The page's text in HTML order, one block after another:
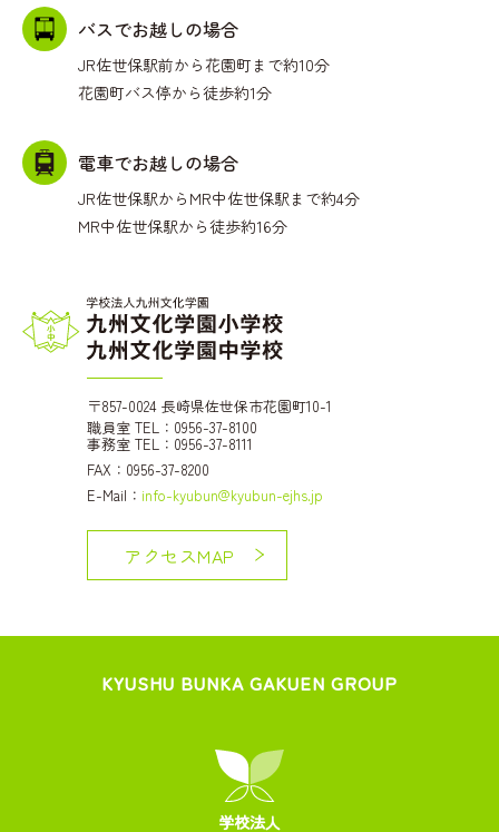
バスでお越しの場合
JR佐世保駅前から花園町まで約10分
花園町バス停から徒歩約1分
電車でお越しの場合
JR佐世保駅からMR中佐世保駅まで約4分
MR中佐世保駅から徒歩約16分
〒857-0024 長崎県佐世保市花園町10-1
職員室 TEL：0956-37-8100
事務室 TEL：0956-37-8111
FAX：0956-37-8200
E-Mail： info-kyubun@kyubun-ejhs.jp
アクセスMAP
KYUSHU BUNKA GAKUEN GROUP
学校法人